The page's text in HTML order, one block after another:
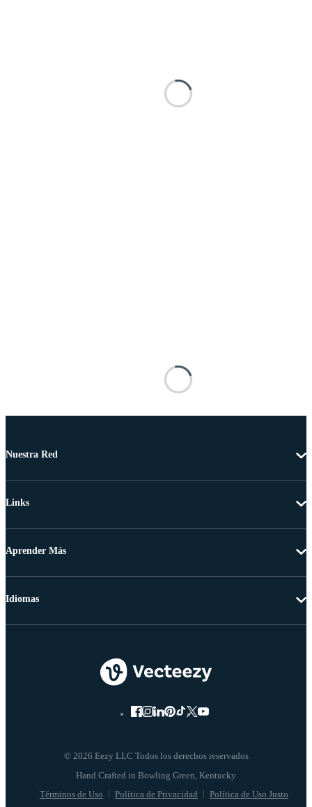
Nuestra Red
Links
Aprender Más
© 2026 Eezy LLC Todos los derechos reservados
Términos de Uso Política de Privacidad Política de Uso Justo
Idiomas